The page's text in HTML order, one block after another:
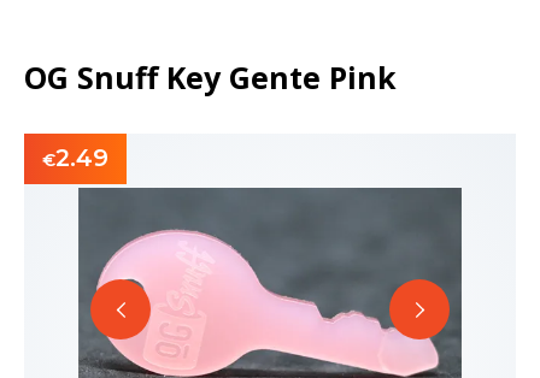
OG Snuff Key Gente Pink
€2.49